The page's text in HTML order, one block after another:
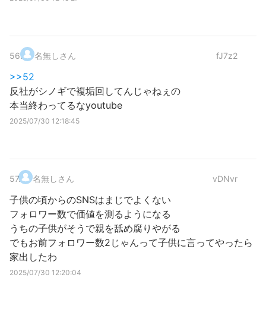
56. 名無しさん fJ7z2
>>52
反社がシノギで複垢回してんじゃねぇの
本当終わってるなyoutube
2025/07/30 12:18:45
57. 名無しさん vDNvr
子供の頃からのSNSはまじでよくない
フォロワー数で価値を測るようになる
うちの子供がそうで親を舐め腐りやがる
でもお前フォロワー数2じゃんって子供に言ってやったら
家出したわ
2025/07/30 12:20:04